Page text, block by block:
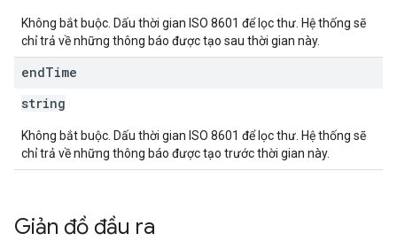
Không bắt buộc. Dấu thời gian ISO 8601 để lọc thư. Hệ thống sẽ
chỉ trả về những thông báo được tạo sau thời gian này.
endTime
string
Không bắt buộc. Dấu thời gian ISO 8601 để lọc thư. Hệ thống sẽ
chỉ trả về những thông báo được tạo trước thời gian này.
Giản đồ đầu ra